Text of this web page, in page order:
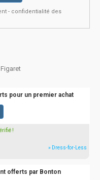
- confidentialité des
pour un premier achat
!
» Dress-for-Less
offerts par Bonton